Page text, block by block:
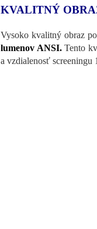
KVALITNÝ
Vysoko kvalitný obraz
lumenov ANSI.Tento
a vzdialenosť screeningu